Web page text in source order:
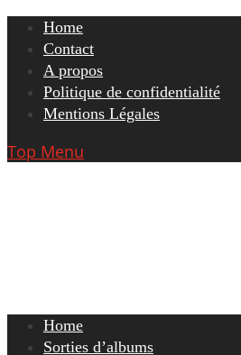
Skip
content
Home
Contact
A propos
Politique de confidentialité
Mentions Légales
Top Menu
Home
Sorties d’albums